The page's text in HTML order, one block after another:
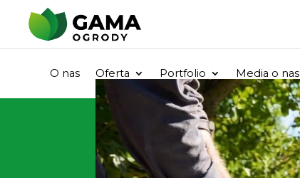
O nas Oferta Portfolio Media o nas